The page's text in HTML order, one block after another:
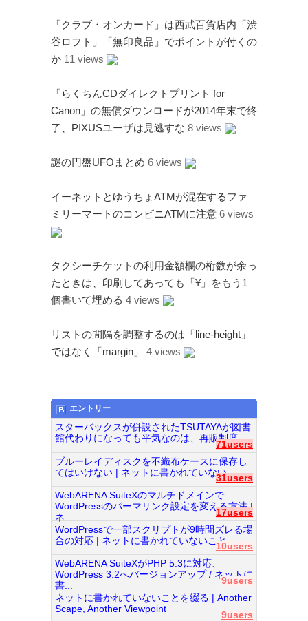
「クラブ・オンカード」は西武百貨店内「渋
谷ロフト」「無印良品」でポイントが付くの
か 11 views
「らくちんCDダイレクトプリント for
Canon」の無償ダウンロードが2014年末で終
了、PIXUSユーザは見逃すな 8 views
謎の円盤UFOまとめ 6 views
イーネットとゆうちょATMが混在するファ
ミリーマートのコンビニATMに注意 6 views
タクシーチケットの利用金額欄の桁数が余っ
たときは、印刷してあっても「¥」をもう1
個書いて埋める 4 views
リストの間隔を調整するのは「line-height」
ではなく「margin」
4 views
エントリー
スターバックスが併設されたTSUTAYAが図書
館代わりになっても平気なのは、再販制度...
71users
ブルーレイディスクを不織布ケースに保存し
てはいけない | ネットに書かれていない...
31users
WebARENA SuiteXのマルチドメインで
WordPressのパーマリンク設定を変える方法 |
ネ...
17users
WordPressで一部スクリプトが9時間ズレる場
合の対応 | ネットに書かれていないこと...
10users
WebARENA SuiteXがPHP 5.3に対応、
WordPress 3.2へバージョンアップ / ネットに
書...
9users
ネットに書かれていないことを綴る | Another
Scape, Another Viewpoint
9users